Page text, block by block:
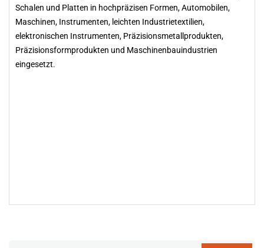
Schalen und Platten in hochpräzisen Formen, Automobilen,
Maschinen, Instrumenten, leichten Industrietextilien,
elektronischen Instrumenten, Präzisionsmetallprodukten,
Präzisionsformprodukten und Maschinenbauindustrien
eingesetzt.